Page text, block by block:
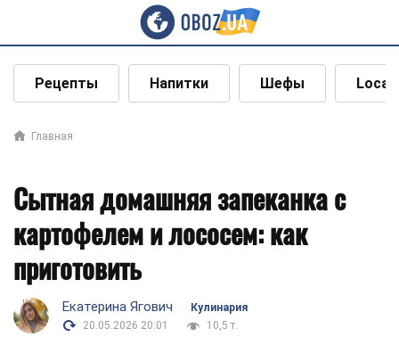
Рецепты Напитки Шефы Local
Главная
Сытная домашняя запеканка с
картофелем и лососем: как
приготовить
Екатерина Ягович
Кулинария
20.05.2026 20:01
10,5 т.